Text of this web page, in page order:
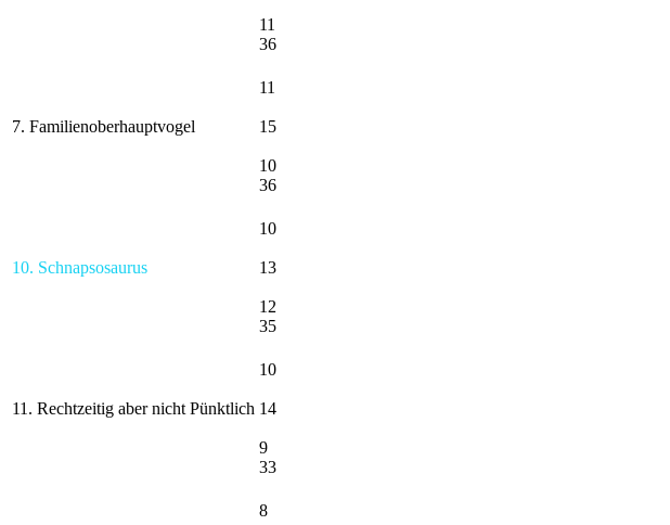
11
36
7. Familienoberhauptvogel
11
15
10
36
10. Schnapsosaurus
10
13
12
35
11. Rechtzeitig aber nicht Pünktlich
10
14
9
33
8